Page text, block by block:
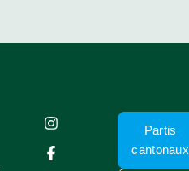
Partis
cantonaux